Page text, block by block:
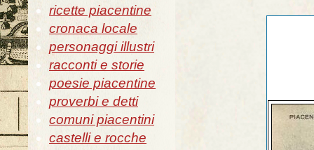
ricette piacentine
cronaca locale
personaggi illustri
racconti e storie
poesie piacentine
proverbi e detti
comuni piacentini
castelli e rocche